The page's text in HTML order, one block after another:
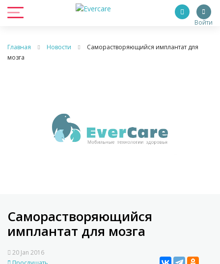
Войти
Главная Новости
Саморастворяющийся имплантат для
мозга
Саморастворяющийся
имплантат для мозга
20 Jan 2016